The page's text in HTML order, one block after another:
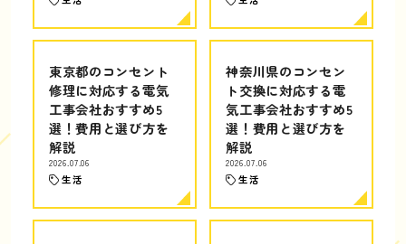
東京都のコンセント
修理に対応する電気
工事会社おすすめ5
選！費用と選び方を
解説
2026.07.06
生活
神奈川県のコンセン
ト交換に対応する電
気工事会社おすすめ5
選！費用と選び方を
解説
2026.07.06
生活